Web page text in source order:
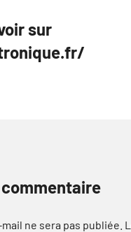
sur
ne sera pas publiée.